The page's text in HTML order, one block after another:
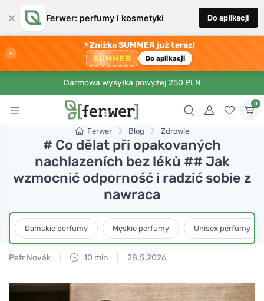
× Ferwer: perfumy i kosmetyki Do aplikacji
×
⚡Zniżka SUMMER już teraz!
SUMMER Do aplikacji
Darmowa wysyłka powyżej 250 PLN
0
Ferwer Blog Zdrowie
# Co dělat při opakovaných
nachlazeních bez léků ## Jak
wzmocnić odporność i radzić sobie z
nawraca
Damskie perfumy Męskie perfumy Unisex perfumy
Petr Novák 10 min 28.5.2026